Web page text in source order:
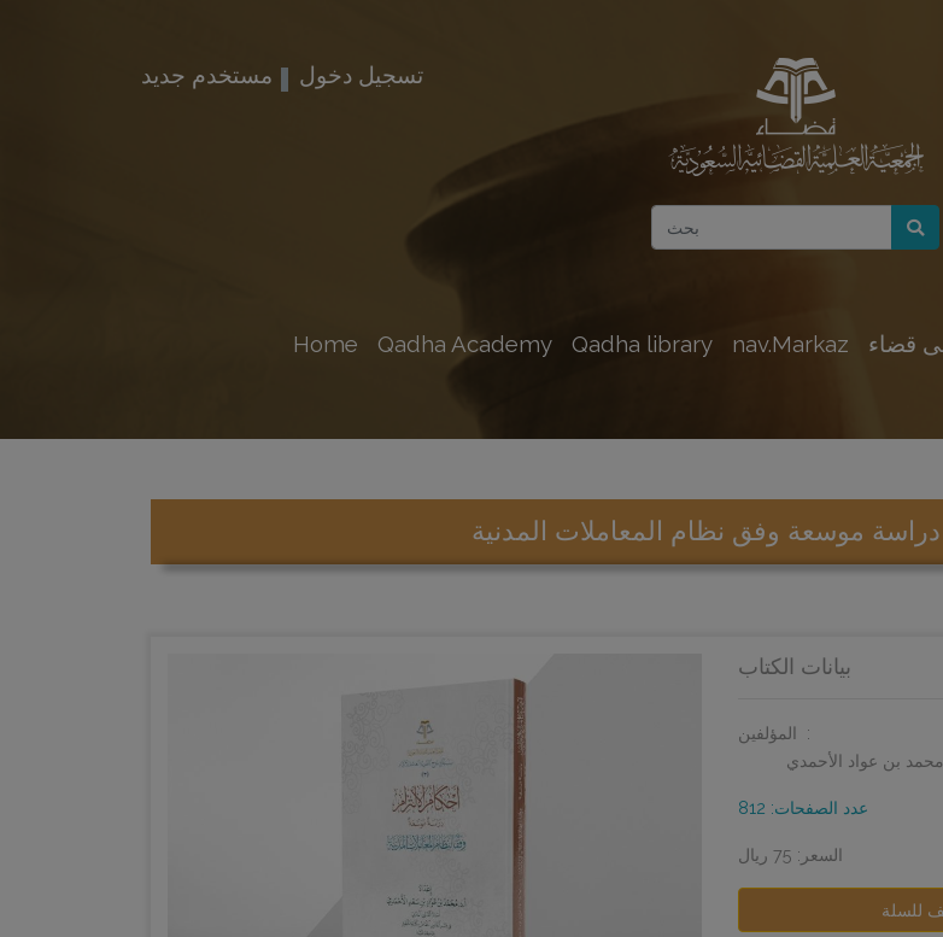
مستخدم جديد تسجيل دخول
Home Qadha Academy Qadha library nav.Markaz
دراسة موسعة وفق نظام المعاملات المدنية
بيانات الكتاب
المؤلفين:
محمد بن عواد الأحمدي
عدد الصفحات: 812
السعر: 75 ريال
للسلة